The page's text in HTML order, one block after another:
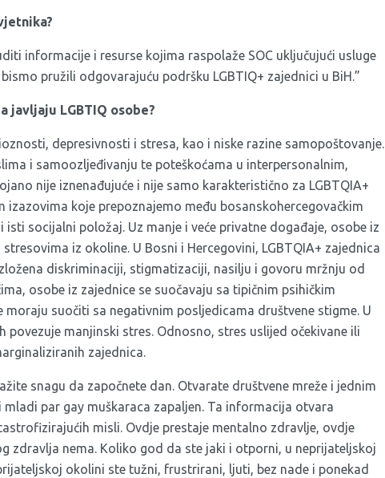
informacije i resurse kojima raspolaže SOC uključujući usluge
pružili odgovarajuću podršku LGBTIQ+ zajednici u BiH.”
javljaju LGBTIQ osobe?
depresivnosti i stresa, kao i niske razine samopoštovanje.
i samoozljeđivanju te poteškoćama u interpersonalnim,
nije iznenađujuće i nije samo karakteristično za LGBTQIA+
izazovima koje prepoznajemo među bosanskohercegovačkim
socijalni položaj. Uz manje i veće privatne događaje, osobe iz
iz okoline. U Bosni i Hercegovini, LGBTQIA+ zajednica
diskriminaciji, stigmatizaciji, nasilju i govoru mržnju od
osobe iz zajednice se suočavaju sa tipičnim psihičkim
suočiti sa negativnim posljedicama društvene stigme. U
povezuje manjinski stres. Odnosno, stres uslijed očekivane ili
zajednica.
snagu da započnete dan. Otvarate društvene mreže i jednim
par gay muškaraca zapaljen. Ta informacija otvara
misli. Ovdje prestaje mentalno zdravlje, ovdje
zdravlja nema. Koliko god da ste jaki i otporni, u neprijateljskoj
okolini ste tužni, frustrirani, ljuti, bez nade i ponekad